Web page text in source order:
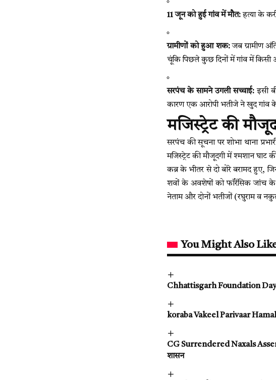
11 जून को हुई गांव में मौत:हत्या के
ग्रामीणों को हुआ शक:जब ग्रामीण
चूंकि पिछले कुछ दिनों में गांव में किसी
सरपंच के सामने उगली सच्चाई:इसी
कारण एक आरोपी भतीजे ने खुद गांव
मजिस्ट्रेट की
सरपंच की सूचना पर शोभा थाना
मजिस्ट्रेट की मौजूदगी में श्मशान घाट
कब्र के भीतर से दो बोरे बरामद हुए,
शवों के अवशेषों को फॉरेंसिक जांच के
नेताम और दोनों भतीजों (रघुराम व
You Might Also
Chhattisgarh Foundation Day
koraba Vakeel Parivaar Hamala
CG Surrendered Naxals
शासन